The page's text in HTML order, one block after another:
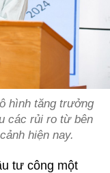
hình tăng trưởng
các rủi ro từ bên
hiện nay.
tư công một